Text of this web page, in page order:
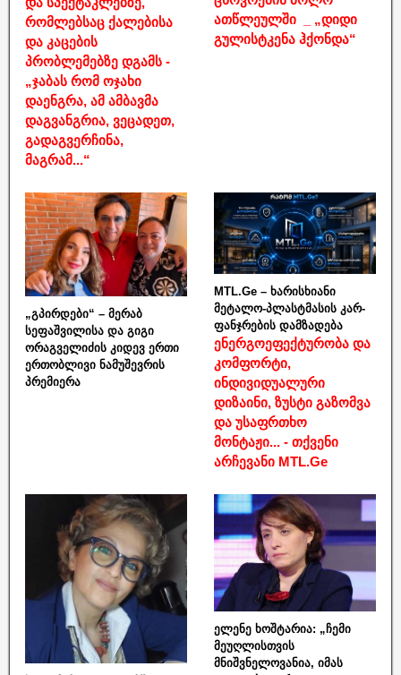
რომლებსაც ქალებისა
და კაცების
პრობლემებზე დგამს -
„ჯაბას რომ ოჯახი
დაენგრა, ამ ამბავმა
დაგვანგრია, ვეცადეთ,
გადაგვერჩინა,
მაგრამ...“
ათწლეულში _ „დიდი
გულისტკენა ჰქონდა“
„გპირდები“ – მერაბ
სეფაშვილისა და გიგი
ორაგველიძის კიდევ ერთი
ერთობლივი ნამუშევრის
პრემიერა
MTL.Ge – ხარისხიანი
მეტალო-პლასტმასის კარ-
ფანჯრების დამზადება
ენერგოეფექტურობა და
კომფორტი,
ინდივიდუალური
დიზაინი, ზუსტი გაზომვა
და უსაფრთხო
მონტაჟი... - თქვენი
არჩევანი MTL.Ge
ელენე ხოშტარია: „ჩემი
მეუღლისთვის
მნიშვნელოვანია, იმას